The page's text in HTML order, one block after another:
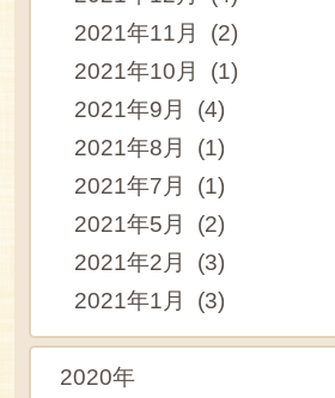
2021年11月 (2)
2021年10月 (1)
2021年9月 (4)
2021年8月 (1)
2021年7月 (1)
2021年5月 (2)
2021年2月 (3)
2021年1月 (3)
2020年